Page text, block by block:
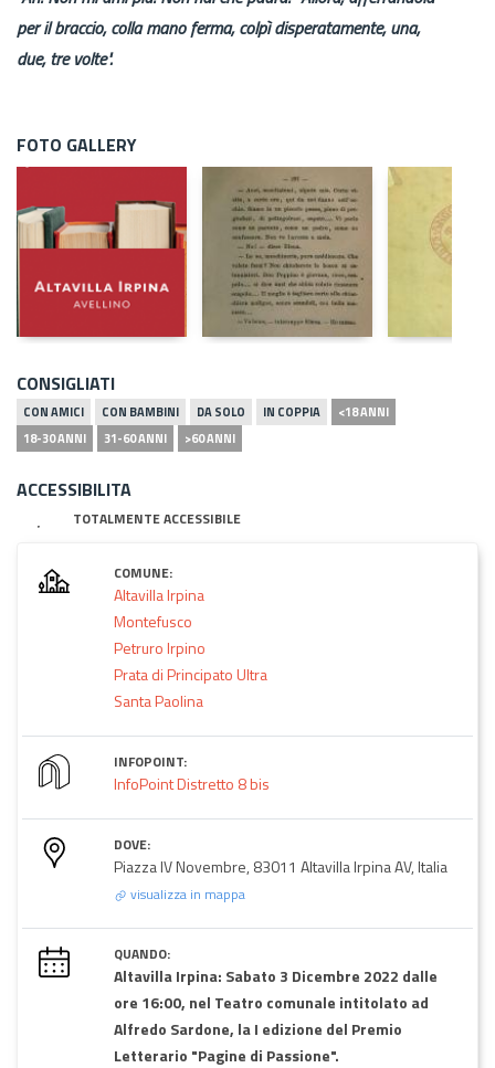
per il braccio, colla mano ferma, colpì disperatamente, una,
due, tre volte".
FOTO GALLERY
CONSIGLIATI
CON AMICI CON BAMBINI DA SOLO IN COPPIA
<18 ANNI
18-30 ANNI
31-60 ANNI >60 ANNI
ACCESSIBILITA
TOTALMENTE ACCESSIBILE
COMUNE:
Altavilla Irpina
Montefusco
Petruro Irpino
Prata di Principato Ultra
Santa Paolina
INFOPOINT:
InfoPoint Distretto 8 bis
DOVE:
Piazza IV Novembre, 83011 Altavilla Irpina AV, Italia
visualizza in mappa
QUANDO:
Altavilla Irpina: Sabato 3 Dicembre 2022 dalle
ore 16:00, nel Teatro comunale intitolato ad
Alfredo Sardone, la I edizione del Premio
Letterario "Pagine di Passione".